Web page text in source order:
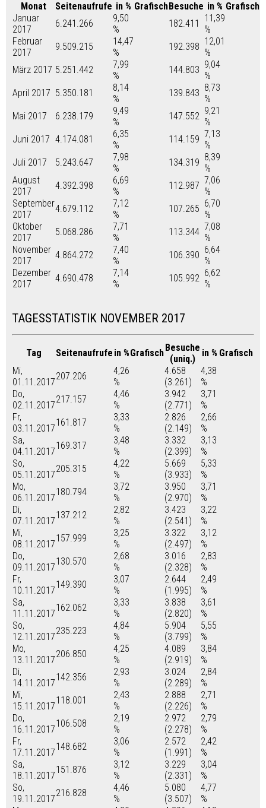
Monat Seitenaufrufe in % GrafischBesuche in % Grafisch
Januar
2017
6.241.266
9,50
%
182.411
11,39
%
Februar
2017
9.509.215
14,47
%
192.398 12,01
%
März 2017 5.251.442
7,99
%
144.803 9,04
%
April 2017 5.350.181
8,14
%
139.843 8,73
%
Mai 2017
6.238.179
9,49
%
147.552 9,21
%
Juni 2017 4.174.081
6,35
%
114.159 7,13
%
Juli 2017
5.243.647
7,98
%
134.319 8,39
%
August
2017
4.392.398
6,69
%
112.987 7,06
%
September
2017
4.679.112
7,12
%
107.265 6,70
%
Oktober
2017
5.068.286
7,71
%
113.344 7,08
%
November
2017
4.864.272
7,40
%
106.390 6,64
%
Dezember
2017
4.690.478
7,14
%
105.992 6,62
%
TAGESSTATISTIK NOVEMBER 2017
Tag Seitenaufrufe in %GrafischBesuche
(uniq.)
in % Grafisch
Mi,
01.11.2017
207.206
4,26
%
4.658
(3.261)
4,38
%
Do,
02.11.2017
217.157
4,46
%
3.942
(2.771)
3,71
%
Fr,
03.11.2017
161.817
3,33
%
2.826
(2.149)
2,66
%
Sa,
04.11.2017
169.317
3,48
%
3.332
(2.399)
3,13
%
So,
05.11.2017
205.315
4,22
%
5.669
(3.933)
5,33
%
Mo,
06.11.2017
180.794
3,72
%
3.950
(2.970)
3,71
%
Di,
07.11.2017
137.212
2,82
%
3.423
(2.541)
3,22
%
Mi,
08.11.2017
157.999
3,25
%
3.322
(2.497)
3,12
%
Do,
09.11.2017
130.570
2,68
%
3.016
(2.328)
2,83
%
Fr,
10.11.2017
149.390
3,07
%
2.644
(1.995)
2,49
%
Sa,
11.11.2017
162.062
3,33
%
3.838
(2.820)
3,61
%
So,
12.11.2017
235.223
4,84
%
5.904
(3.799)
5,55
%
Mo,
13.11.2017
206.850
4,25
%
4.089
(2.919)
3,84
%
Di,
14.11.2017
142.356
2,93
%
3.024
(2.289)
2,84
%
Mi,
15.11.2017
118.001
2,43
%
2.888
(2.226)
2,71
%
Do,
16.11.2017
106.508
2,19
%
2.972
(2.278)
2,79
%
Fr,
17.11.2017
148.682
3,06
%
2.572
(1.991)
2,42
%
Sa,
18.11.2017
151.876
3,12
%
3.229
(2.331)
3,04
%
So,
19.11.2017
216.828
4,46
%
5.080
(3.507)
4,77
%